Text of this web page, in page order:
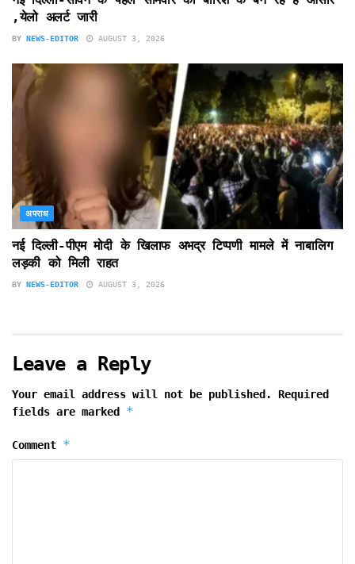
,येलो अलर्ट जारी
BY NEWS-EDITOR AUGUST 3, 2026
अपराध
नई दिल्ली-पीएम मोदी के खिलाफ अभद्र टिप्पणी मामले में नाबालिग
लड़की को मिली राहत
BY NEWS-EDITOR AUGUST 3, 2026
Leave a Reply
Your email address will not be published.
Required
fields are marked *
Comment *